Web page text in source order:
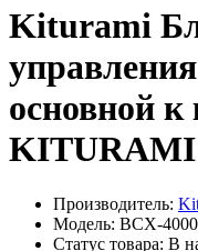
Kiturami
основной к
Производитель:
Модель: BCX-
Статус товара: В